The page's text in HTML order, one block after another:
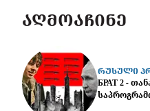
ᲐᲦᲛᲝᲐᲩᲘᲜᲔ
ᲠᲣᲡᲣᲚᲘ
БРАТ 2 -